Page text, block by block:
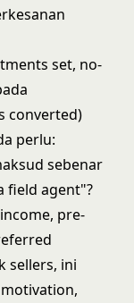
set, no-
converted)
perlu:
sebenar
field agent"?
pre-
sellers, ini